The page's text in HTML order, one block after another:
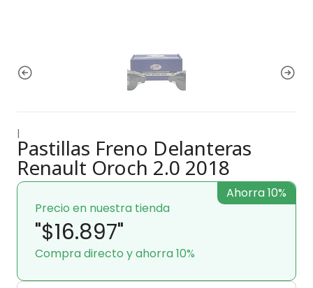
|
Pastillas Freno Delanteras
Renault Oroch 2.0 2018
Precio en nuestra tienda
"$16.897"
Compra directo y ahorra 10%
Ahorra 10%